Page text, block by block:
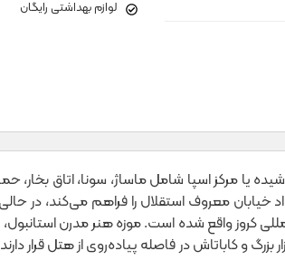
لوازم بهداشتی رایگان
یا مرکز اسپا شامل ماساژ، سونا، اتاق بخار،
خیابان معروف استقلال را فراهم می‌کند، در
کروز واقع شده است. موزه هنر مدرن استانبول،
بازار ادویه، سلطان احمد، بازار بزرگ و کاباتاش در فاصله پیاده‌روی از هتل